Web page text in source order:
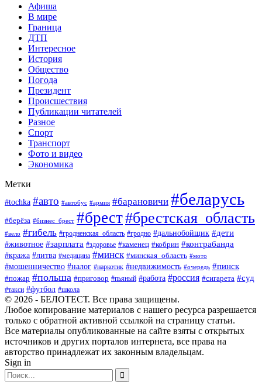
Афиша
В мире
Граница
ДТП
Интересное
История
Общество
Погода
Президент
Происшествия
Публикации читателей
Разное
Спорт
Транспорт
Фото и видео
Экономика
Метки
#tochka #авто #автобус #армия #барановичи #беларусь
#берёза #бизнес_брест #брест#брестская_область
#вело #гибель #гродненская_область #гродно #дальнобойщик #дети
#животное #зарплата #здоровье #каменец #кобрин #контрабанда
#кража #литва #медицина #минск #минская_область #мото
#мошенничество #налог #наркотик #недвижимость #очередь #пинск
#пожар #польша #приговор #пьяный #работа #россия #сигарета #суд
#такси #футбол #школа
© 2026 - БЕЛОТЕСТ. Все права защищены.
Любое копирование материалов с нашего ресурса разрешается
только с обратной активной ссылкой на страницу статьи.
Все материалы опубликованные на сайте взяты с открытых
источников и других порталов интернета, все права на
авторство принадлежат их законным владельцам.
Sign in